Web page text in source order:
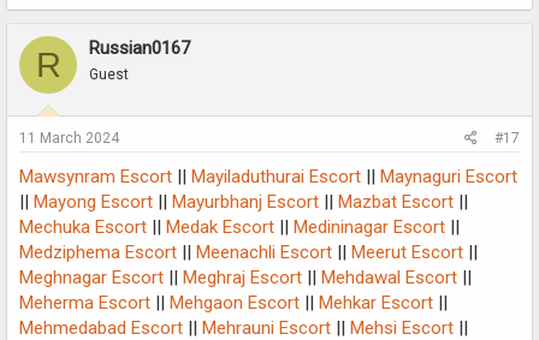
R Russian0167
Guest
11 March 2024 #17
Mawsynram Escort || Mayiladuthurai Escort || Maynaguri Escort
|| Mayong Escort || Mayurbhanj Escort || Mazbat Escort ||
Mechuka Escort || Medak Escort || Medininagar Escort ||
Medziphema Escort || Meenachli Escort || Meerut Escort ||
Meghnagar Escort || Meghraj Escort || Mehdawal Escort ||
Meherma Escort || Mehgaon Escort || Mehkar Escort ||
Mehmedabad Escort || Mehrauni Escort || Mehsi Escort ||